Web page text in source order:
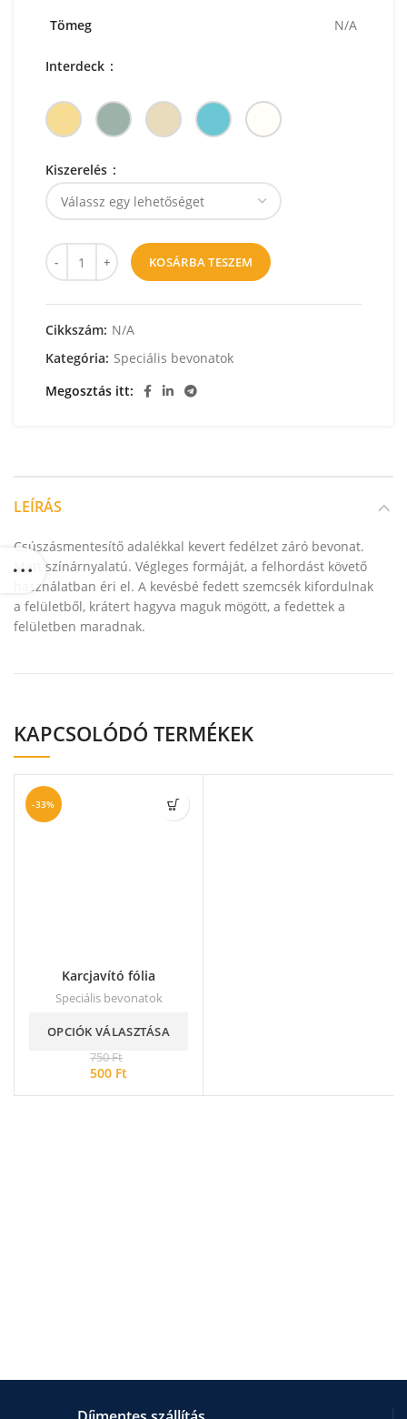
Tömeg N/A
Interdeck
Kiszerelés
KOSÁRBA TESZEM
Cikkszám: N/A
Kategória: Speciális bevonatok
Megosztás itt
LEÍRÁS
Csúszásmentesítő adalékkal kevert fedélzet záró bevonat.
Matt színárnyalatú. Végleges formáját, a felhordást követő
használatban éri el. A kevésbé fedett szemcsék kifordulnak
a felületből, krátert hagyva maguk mögött, a fedettek a
felületben maradnak.
KAPCSOLÓDÓ TERMÉKEK
-33%
Karcjavító fólia
Speciális bevonatok
750Ft
500 Ft
OPCIÓK VÁLASZTÁSA